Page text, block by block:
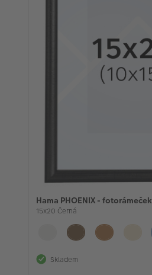
Hama PHOENIX - fotorámeček
15x20 Černá
Skladem